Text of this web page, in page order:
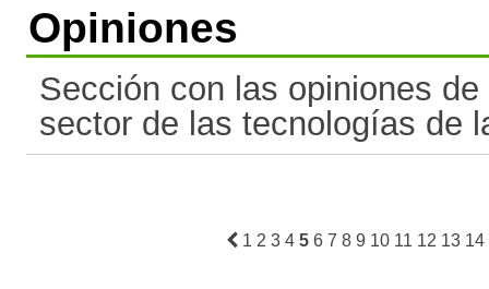
Opiniones
Sección con las opiniones
sector de las tecnologías de
1 2 3 4 5 6 7 8 9 10 11 12 13 14